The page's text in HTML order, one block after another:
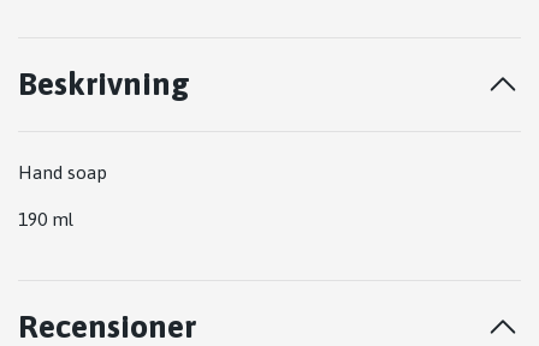
Beskrivning
Hand soap
190 ml
Recensioner